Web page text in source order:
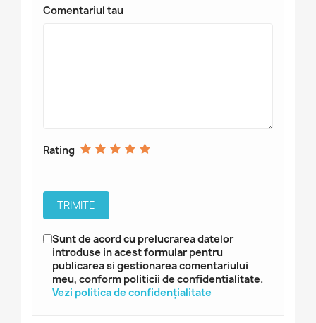
Comentariul tau
Rating
Sunt de acord cu prelucrarea datelor
introduse in acest formular pentru
publicarea si gestionarea comentariului
meu, conform politicii de confidentialitate.
Vezi politica de confidențialitate